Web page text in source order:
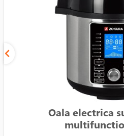
Oala electrica